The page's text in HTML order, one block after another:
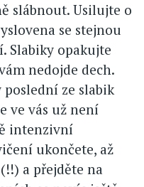
slábnout. Usilujte o
se stejnou
Slabiky opakujte
nedojde dech.
poslední ze slabik
ve vás už není
intenzivní
ukončete, až
a přejděte na